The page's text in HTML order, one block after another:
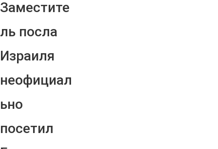
Заместите
ль посла
Израиля
неофициал
ьно
посетил